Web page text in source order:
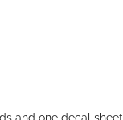
and one decal sheet